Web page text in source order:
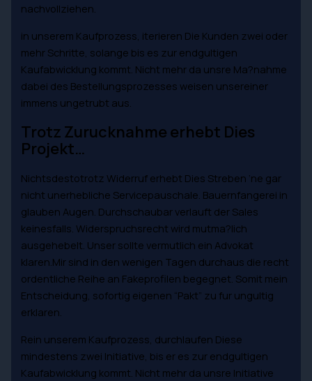
nachvollziehen.
in unserem Kaufprozess, iterieren Die Kunden zwei oder
mehr Schritte, solange bis es zur endgultigen
Kaufabwicklung kommt. Nicht mehr da unsre Ma?nahme
dabei des Bestellungsprozesses weisen unsereiner
immens ungetrubt aus.
Trotz Zurucknahme erhebt Dies
Projekt…
Nichtsdestotrotz Widerruf erhebt Dies Streben ‘ne gar
nicht unerhebliche Servicepauschale. Bauernfangerei in
glauben Augen. Durchschaubar verlauft der Sales
keinesfalls. Widerspruchsrecht wird mutma?lich
ausgehebelt. Unser sollte vermutlich ein Advokat
klaren.Mir sind in den wenigen Tagen durchaus die recht
ordentliche Reihe an Fakeprofilen begegnet. Somit mein
Entscheidung, sofortig eigenen “Pakt” zu fur ungultig
erklaren.
Rein unserem Kaufprozess, durchlaufen Diese
mindestens zwei Initiative, bis er es zur endgultigen
Kaufabwicklung kommt. Nicht mehr da unsre Initiative